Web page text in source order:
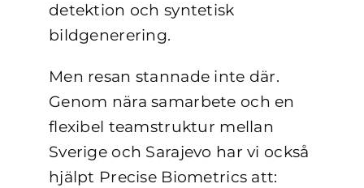
detektion och syntetisk
bildgenerering.
Men resan stannade inte där.
Genom nära samarbete och en
flexibel teamstruktur mellan
Sverige och Sarajevo har vi också
hjälpt Precise Biometrics att: